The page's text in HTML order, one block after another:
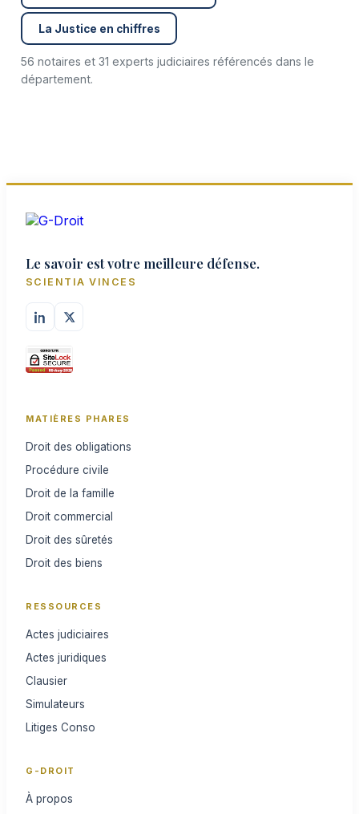
La Justice en chiffres
56 notaires et 31 experts judiciaires référencés dans le
département.
Le savoir est votre meilleure défense.
SCIENTIA VINCES
MATIÈRES PHARES
Droit des obligations
Procédure civile
Droit de la famille
Droit commercial
Droit des sûretés
Droit des biens
RESSOURCES
Actes judiciaires
Actes juridiques
Clausier
Simulateurs
Litiges Conso
G-DROIT
À propos